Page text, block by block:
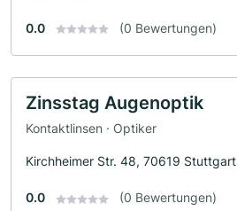
0.0 (0 Bewertungen)
Zinsstag Augenoptik
Kontaktlinsen · Optiker
Kirchheimer Str. 48, 70619 Stuttgart
0.0 (0 Bewertungen)